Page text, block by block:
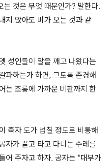
것은 무엇 때문인가? 말한다.
지 않아도 비가 오는 것과 같
성인들이 알을 깨고 나왔다는
파하는가 하면, 그토록 존경해
는 조롱에 가까운 비판까지 한
죽자 도가 넘칠 정도로 비통해
자가 끌고 타고 다니는 수레를
어 주자고 하자, 공자는 "대부가